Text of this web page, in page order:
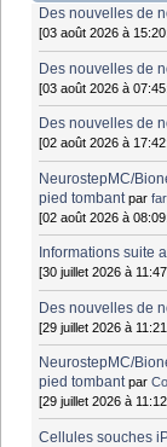
Des nouvelles de
[03 août 2026 à
Des nouvelles de
[03 août 2026 à
Des nouvelles de
[02 août 2026 à
NeurostepMC/
pied tombant par
[02 août 2026 à
Informations suite
[30 juillet 2026 à
Des nouvelles de
[29 juillet 2026 à
NeurostepMC/
pied tombant par
[29 juillet 2026 à
Cellules souches